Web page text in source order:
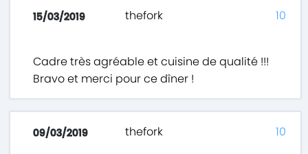
15/03/2019 thefork
Cadre très agréable et cuisine de qualité !!!
Bravo et merci pour ce dîner !
10
09/03/2019 thefork 10